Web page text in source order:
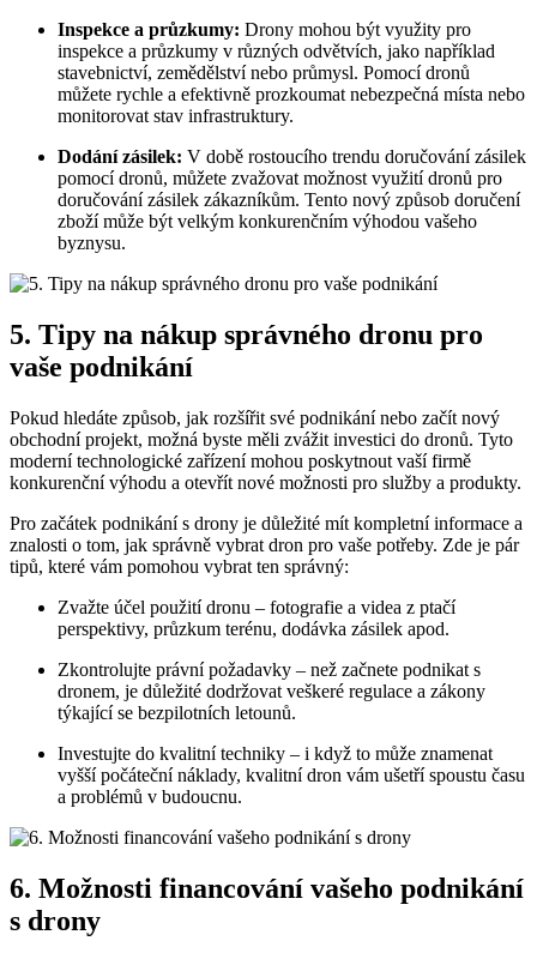
Inspekce a průzkumy: Drony mohou být využity pro
inspekce a průzkumy v různých odvětvích, jako například
stavebnictví, zemědělství nebo průmysl. Pomocí dronů
můžete rychle a efektivně prozkoumat nebezpečná místa nebo
monitorovat stav infrastruktury.
Dodání zásilek: V době rostoucího trendu doručování zásilek
pomocí dronů, můžete zvažovat možnost využití dronů pro
doručování zásilek zákazníkům. Tento nový způsob doručení
zboží může být velkým konkurenčním výhodou vašeho
byznysu.
5. Tipy na nákup správného dronu pro
vaše podnikání
Pokud hledáte způsob, jak rozšířit své podnikání nebo začít nový
obchodní projekt, možná byste měli zvážit investici do dronů. Tyto
moderní technologické zařízení mohou poskytnout vaší firmě
konkurenční výhodu a otevřít nové možnosti pro služby a produkty.
Pro začátek podnikání s drony je důležité mít kompletní informace a
znalosti o tom, jak správně vybrat dron pro vaše potřeby. Zde je pár
tipů, které vám pomohou vybrat ten správný:
Zvažte účel použití dronu – fotografie a videa z ptačí
perspektivy, průzkum terénu, dodávka zásilek apod.
Zkontrolujte právní požadavky – než začnete podnikat s
dronem, je důležité dodržovat veškeré regulace a zákony
týkající se bezpilotních letounů.
Investujte do kvalitní techniky – i když to může znamenat
vyšší počáteční náklady, kvalitní dron vám ušetří spoustu času
a problémů v budoucnu.
6. Možnosti financování vašeho podnikání
s drony